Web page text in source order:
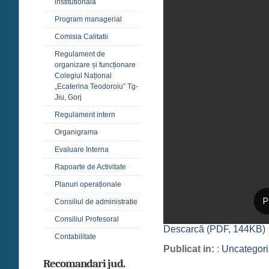
Descarcă (PDF, 144KB)
Publicat in: :
institutională
Program managerial
Comisia Calitatii
Regulament de
organizare și funcționare
Colegiul Național
„Ecaterina Teodoroiu” Tg-
Jiu, Gorj
Regulament intern
Organigrama
Evaluare Interna
Rapoarte de Activitate
Planuri operaționale
Consiliul de administratie
Consiliul Profesoral
Contabilitate
Recomandari jud.